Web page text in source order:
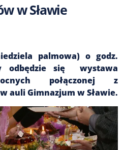
w Sławie
palmowa) o godz.
odbędzie się wystawa
połączonej z
auli Gimnazjum w Sławie.